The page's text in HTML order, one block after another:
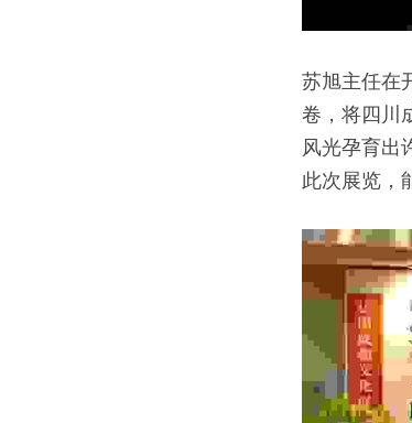
苏旭主任在
卷，将四川
风光孕育出
此次展览，